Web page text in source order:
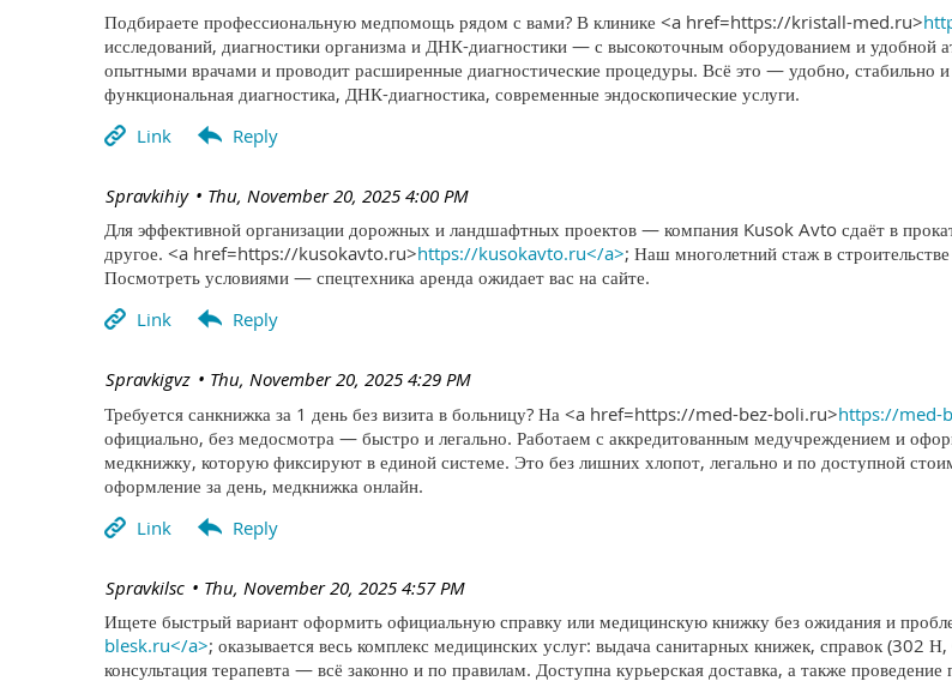
Подбираете профессиональную медпомощь рядом с вами? В клинике <a href=https://kristall-med.ru>
исследований, диагностики организма и ДНК-диагностики — с высокоточным оборудованием и удобной
опытными врачами и проводит расширенные диагностические процедуры. Всё это — удобно,
функциональная диагностика, ДНК-диагностика, современные эндоскопические услуги.
Thu, November 20, 2025 4:00 PM
| Spravkihiy
Для эффективной организации дорожных и ландшафтных проектов — компания Kusok Avto сдаёт в
другое. <a href=https://kusokavto.ru>https://kusokavto.ru</a>; Наш многолетний стаж в
Посмотреть условиями — спецтехника аренда ожидает вас на сайте.
Thu, November 20, 2025 4:29 PM
| Spravkigvz
Требуется санкнижка за 1 день без визита в больницу? На <a href=https://med-bez-boli.ru>https://med-
официально, без медосмотра — быстро и легально. Работаем с аккредитованным медучреждением и
медкнижку, которую фиксируют в единой системе. Это без лишних хлопот, легально и по доступной
оформление за день, медкнижка онлайн.
Thu, November 20, 2025 4:57 PM
| Spravkilsc
Ищете быстрый вариант оформить официальную справку или медицинскую книжку без ожидания и
blesk.ru</a>; оказывается весь комплекс медицинских услуг: выдача санитарных книжек, справок
консультация терапевта — всё законно и по правилам. Доступна курьерская доставка, а также